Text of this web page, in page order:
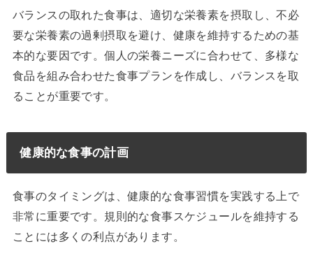
バランスの取れた食事は、適切な栄養素を摂取し、不必
要な栄養素の過剰摂取を避け、健康を維持するための基
本的な要因です。個人の栄養ニーズに合わせて、多様な
食品を組み合わせた食事プランを作成し、バランスを取
ることが重要です。
健康的な食事の計画
食事のタイミングは、健康的な食事習慣を実践する上で
非常に重要です。規則的な食事スケジュールを維持する
ことには多くの利点があります。